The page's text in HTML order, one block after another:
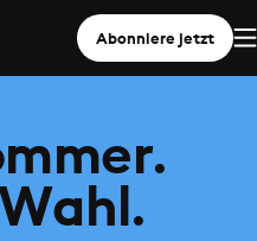
Abonniere jetzt